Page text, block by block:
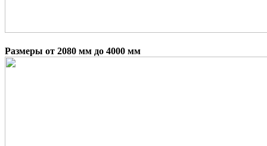
Размеры от 2080 мм до 4000 мм